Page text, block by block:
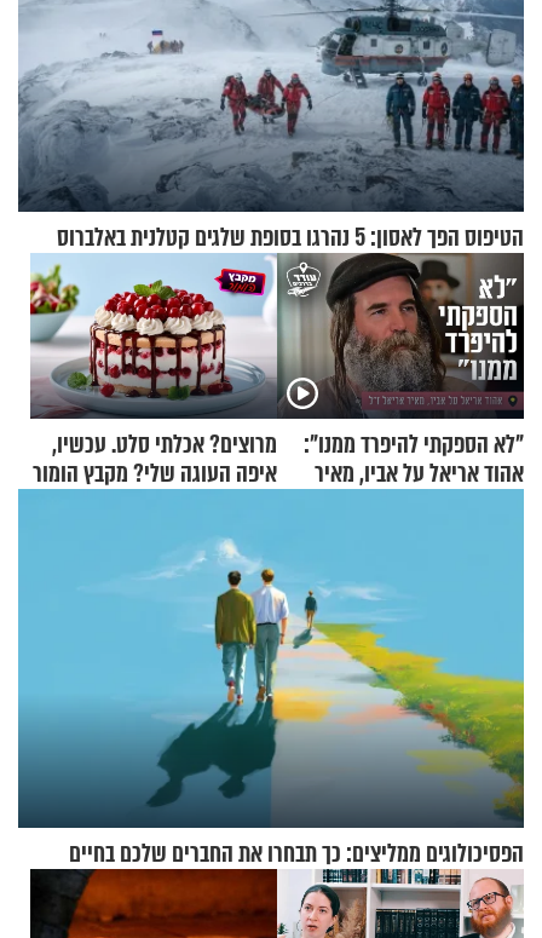
הטיפוס הפך לאסון: 5 נהרגו בסופת שלגים קטלנית באלברוס
"לא הספקתי להיפרד ממנו":
אהוד אריאל על אביו, מאיר
מרוצים? אכלתי סלט. עכשיו,
איפה העוגה שלי? מקבץ הומור
הפסיכולוגים ממליצים: כך תבחרו את החברים שלכם בחיים